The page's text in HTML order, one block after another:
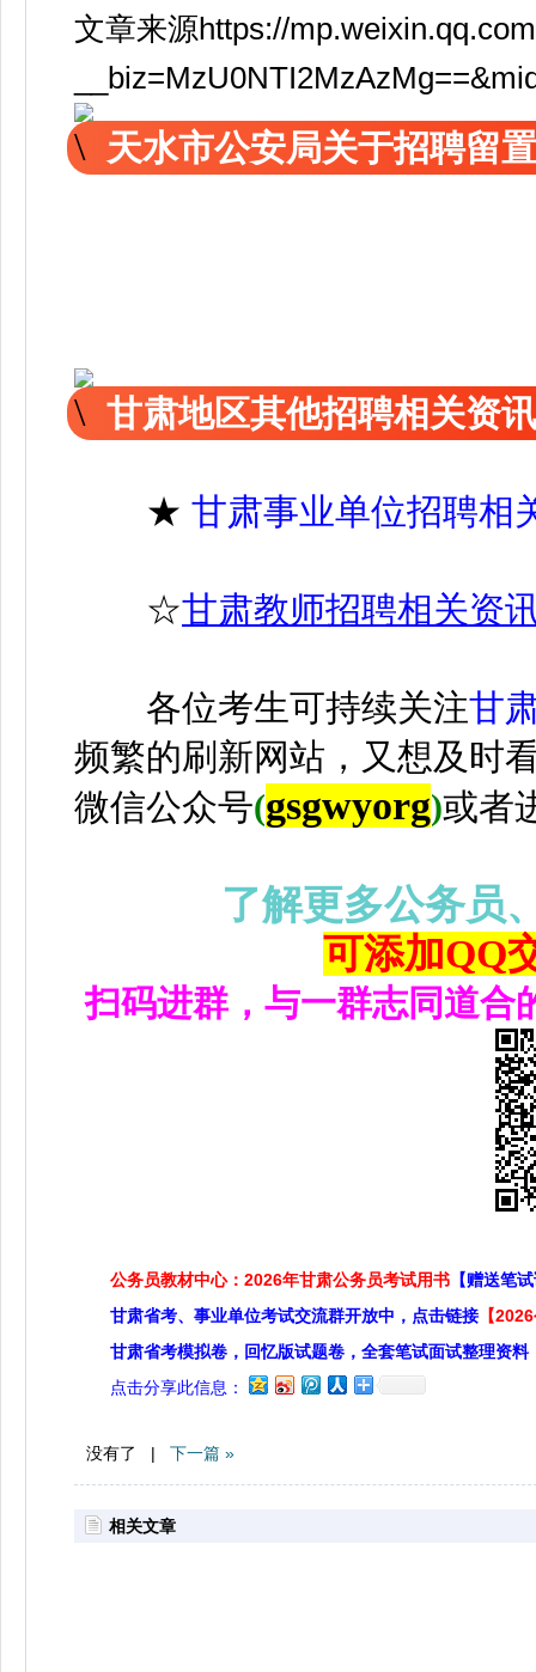
文章来源https://
天水市公安局关于招聘留
甘肃地区其他招聘相关资
★ 甘肃事业单位招聘相
☆甘肃教师招聘相关资
各位考生可持续关注甘
频繁的刷新网站，又想及时
微信公众号(gsgwyorg)或者
了解更多公务员
可添加QQ
扫码进群，与一群志同道合
公务员教材中心：2026年甘肃公务员考试用书 【赠送笔
甘肃省考、事业单位考试交流群开放中，点击链接 【
甘肃省考模拟卷，回忆版试题卷，全套笔试面试整理资料
点击分享此信息：
没有了 | 下一篇 »
相关文章